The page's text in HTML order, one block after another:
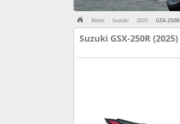
Bikes Suzuki 2025 GSX-250R
Suzuki GSX-250R (2025)